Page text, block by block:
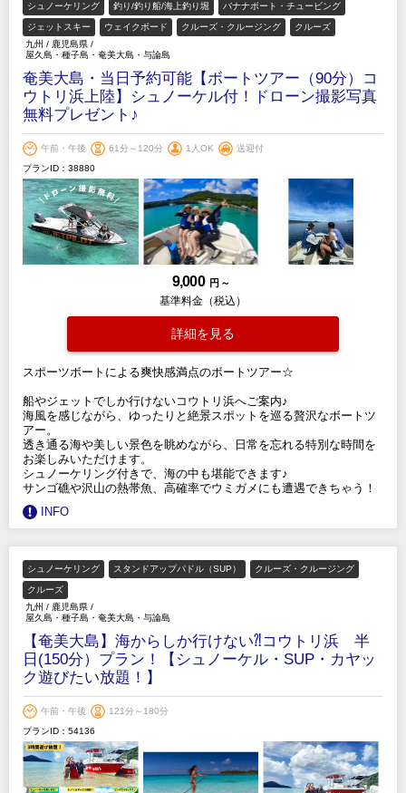
シュノーケリング 釣り/釣り船/海上釣り堀 バナナボート・チュービング
ジェットスキー ウェイクボード クルーズ・クルージング
クルーズ
九州 / 鹿児島県 /
屋久島・種子島・奄美大島・与論島
奄美大島・当日予約可能【ボートツアー（90分）コ
ウトリ浜上陸】シュノーケル付！ドローン撮影写真
無料プレゼント♪
午前・午後 61分～120分 1人OK
送迎付
プランID：38880
9,000 円 ～
基準料金（税込）
詳細を見る
スポーツボートによる爽快感満点のボートツアー☆
船やジェットでしか行けないコウトリ浜へご案内♪
海風を感じながら、ゆったりと絶景スポットを巡る贅沢なボートツ
アー。
透き通る海や美しい景色を眺めながら、日常を忘れる特別な時間を
お楽しみいただけます。
シュノーケリング付きで、海の中も堪能できます♪
サンゴ礁や沢山の熱帯魚、高確率でウミガメにも遭遇できちゃう！
INFO
シュノーケリング スタンドアップパドル（SUP） クルーズ・クルージング
クルーズ
九州 / 鹿児島県 /
屋久島・種子島・奄美大島・与論島
【奄美大島】海からしか行けない⁈コウトリ浜 半
日(150分）プラン！【シュノーケル・SUP・カヤッ
ク遊びたい放題！】
午前・午後
121分～180分
プランID：54136